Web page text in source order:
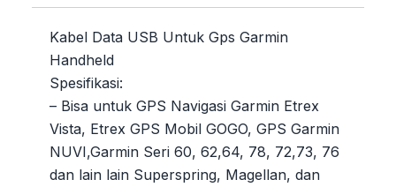
Kabel Data USB Untuk Gps Garmin
Handheld
Spesifikasi:
– Bisa untuk GPS Navigasi Garmin Etrex
Vista, Etrex GPS Mobil GOGO, GPS Garmin
NUVI,Garmin Seri 60, 62,64, 78, 72,73, 76
dan lain lain Superspring, Magellan, dan